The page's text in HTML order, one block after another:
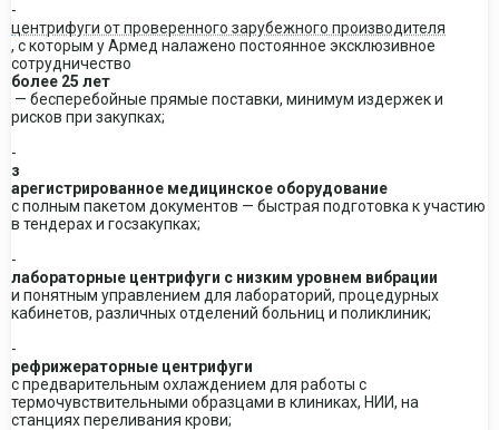
-
центрифуги от проверенного зарубежного производителя
, с которым у Армед налажено постоянное эксклюзивное
сотрудничество
более 25 лет
— бесперебойные прямые поставки, минимум издержек и
рисков при закупках;
-
з
арегистрированное медицинское оборудование
с полным пакетом документов — быстрая подготовка к участию
в тендерах и госзакупках;
-
лабораторные центрифуги с низким уровнем вибрации
и понятным управлением для лабораторий, процедурных
кабинетов, различных отделений больниц и поликлиник;
-
рефрижераторные центрифуги
с предварительным охлаждением для работы с
термочувствительными образцами в клиниках, НИИ, на
станциях переливания крови;